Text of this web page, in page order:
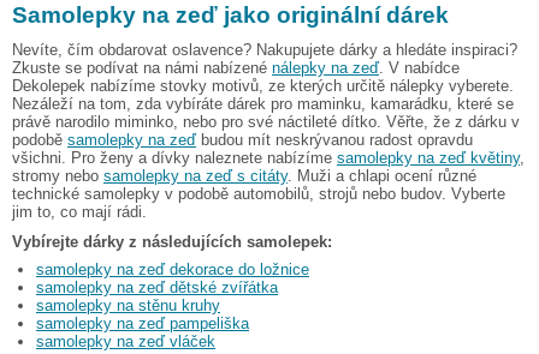
Samolepky na zeď jako originální dárek
Nevíte, čím obdarovat oslavence? Nakupujete dárky a hledáte inspiraci?
Zkuste se podívat na námi nabízené nálepky na zeď. V nabídce
Dekolepek nabízíme stovky motivů, ze kterých určitě nálepky vyberete.
Nezáleží na tom, zda vybíráte dárek pro maminku, kamarádku, které se
právě narodilo miminko, nebo pro své náctileté dítko. Věřte, že z dárku v
podobě samolepky na zeďbudou mít neskrývanou radost opravdu
všichni. Pro ženy a dívky naleznete nabízíme samolepky na zeď květiny,
stromy nebo samolepky na zeď s citáty. Muži a chlapi ocení různé
technické samolepky v podobě automobilů, strojů nebo budov. Vyberte
jim to, co mají rádi.
Vybírejte dárky z následujících samolepek:
samolepky na zeď dekorace do ložnice
samolepky na zeď dětské zvířátka
samolepky na stěnu kruhy
samolepky na zeď pampeliška
samolepky na zeď vláček